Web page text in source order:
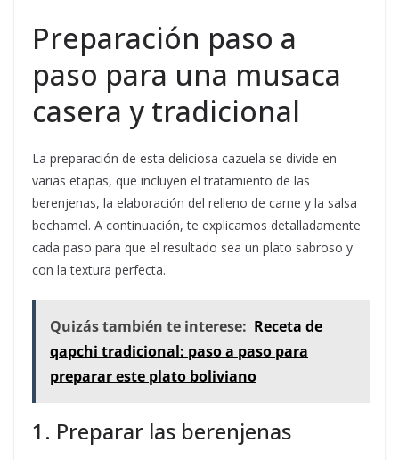
Preparación paso a
paso para una musaca
casera y tradicional
La preparación de esta deliciosa cazuela se divide en
varias etapas, que incluyen el tratamiento de las
berenjenas, la elaboración del relleno de carne y la salsa
bechamel. A continuación, te explicamos detalladamente
cada paso para que el resultado sea un plato sabroso y
con la textura perfecta.
Quizás también te interese: Receta de
qapchi tradicional: paso a paso para
preparar este plato boliviano
1. Preparar las berenjenas